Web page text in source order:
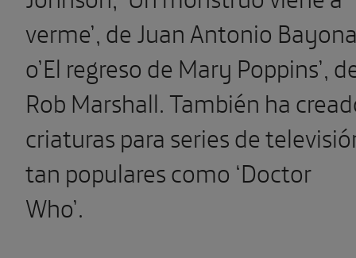
verme’, de Juan Antonio
o’El regreso de Mary Poppins’,
Rob Marshall. También ha
criaturas para series de
tan populares como ‘Doctor
Who’.